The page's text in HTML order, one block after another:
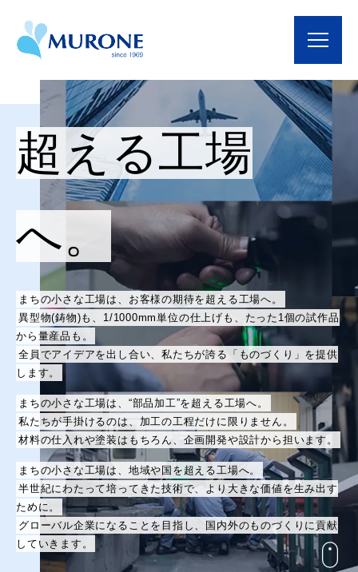
超える工場
へ。
まちの小さな工場は、お客様の期待を超える工場へ。
異型物(鋳物)も、1/1000mm単位の仕上げも、たった1個の試作品
から量産品も。
全員でアイデアを出し合い、私たちが誇る「ものづくり」を提供
します。
まちの小さな工場は、“部品加工”を超える工場へ。
私たちが手掛けるのは、加工の工程だけに限りません。
材料の仕入れや塗装はもちろん、企画開発や設計から担います。
まちの小さな工場は、地域や国を超える工場へ。
半世紀にわたって培ってきた技術で、より大きな価値を生み出す
ために。
グローバル企業になることを目指し、国内外のものづくりに貢献
していきます。